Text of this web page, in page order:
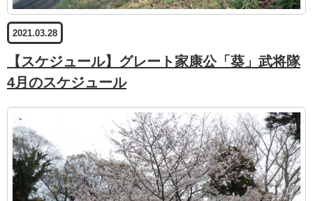
2021.03.28
【スケジュール】グレート家康公「葵」武将隊
4月のスケジュール